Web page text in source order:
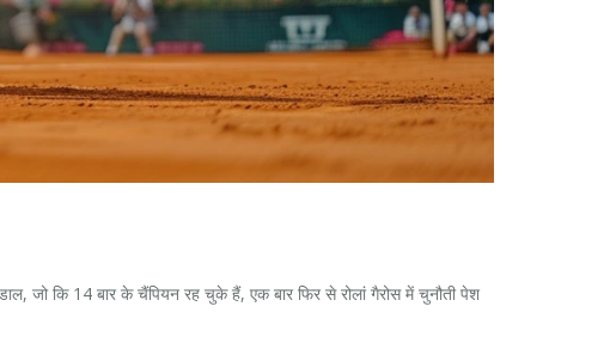
जो कि 14 बार के चैंपियन रह चुके हैं, एक बार फिर से रोलां गैरोस में चुनौती पेश